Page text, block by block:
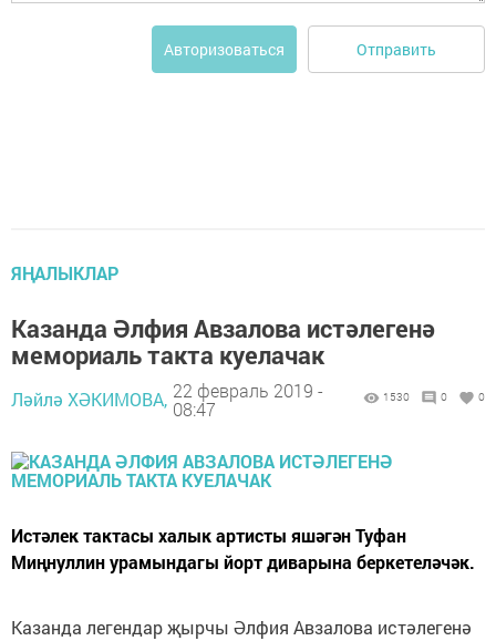
Авторизоваться Отправить
ЯҢАЛЫКЛАР
Казанда Әлфия Авзалова истәлегенә
мемориаль такта куелачак
Ләйлә ХӘКИМОВА, 22 февраль 2019 -
08:47
1530 0 0
Истәлек тактасы халык артисты яшәгән Туфан
Миңнуллин урамындагы йорт диварына беркетеләчәк.
Казанда легендар җырчы Әлфия Авзалова истәлегенә